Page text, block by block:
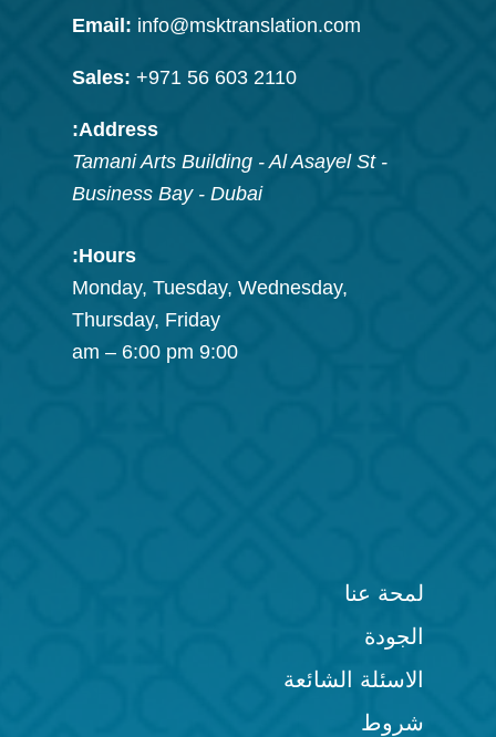
Email: info@msktranslation.com
Sales: +971 56 603 2110
Address:
Tamani Arts Building - Al Asayel St -
Business Bay -Dubai
Hours:
Monday, Tuesday, Wednesday,
Thursday, Friday
9:00 am – 6:00 pm
لمحة عنا
الجودة
الاسئلة الشائعة
شروط